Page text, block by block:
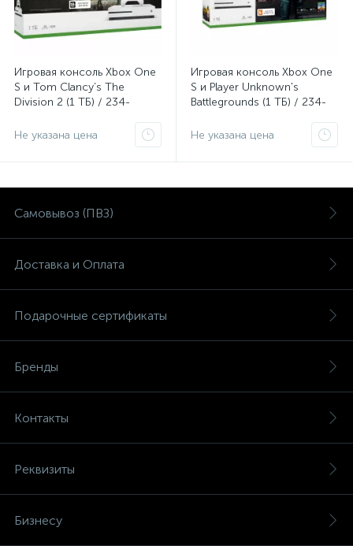
Игровая консоль Xbox One
S и Tom Clancy’s The
Division 2 (1 ТБ) / 234-
Не указана цена
Игровая консоль Xbox One
S и Player Unknown's
Battlegrounds (1 ТБ) / 234-
Не указана цена
Самовывоз (ПВЗ)
Доставка и Оплата
Подарочные сертификаты
Бренды
Контакты
Реквизиты
Бизнесу